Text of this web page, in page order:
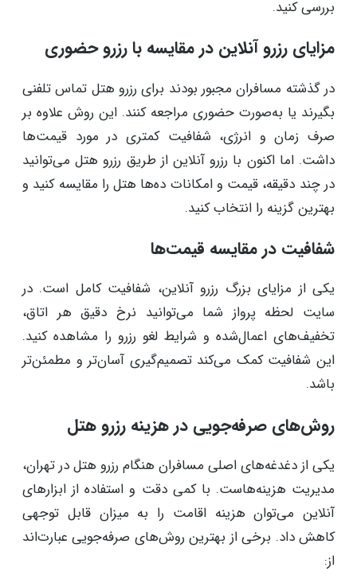
بررسی کنید.
مزایای رزرو آنلاین در مقایسه با رزرو حضوری
در گذشته مسافران مجبور بودند برای رزرو هتل تماس تلفنی
بگیرند یا به‌صورت حضوری مراجعه کنند. این روش علاوه بر
صرف زمان و انرژی، شفافیت کمتری در مورد قیمت‌ها
داشت. اما اکنون با رزرو آنلاین از طریق رزرو هتل می‌توانید
در چند دقیقه، قیمت و امکانات ده‌ها هتل را مقایسه کنید و
بهترین گزینه را انتخاب کنید.
شفافیت در مقایسه قیمت‌ها
یکی از مزایای بزرگ رزرو آنلاین، شفافیت کامل است. در
سایت لحظه پرواز شما می‌توانید نرخ دقیق هر اتاق،
تخفیف‌های اعمال‌شده و شرایط لغو رزرو را مشاهده کنید.
این شفافیت کمک می‌کند تصمیم‌گیری آسان‌تر و مطمئن‌تر
باشد.
روش‌های صرفه‌جویی در هزینه رزرو هتل
یکی از دغدغه‌های اصلی مسافران هنگام رزرو هتل در تهران،
مدیریت هزینه‌هاست. با کمی دقت و استفاده از ابزارهای
آنلاین می‌توان هزینه اقامت را به میزان قابل توجهی
کاهش داد. برخی از بهترین روش‌های صرفه‌جویی عبارت‌اند
از: